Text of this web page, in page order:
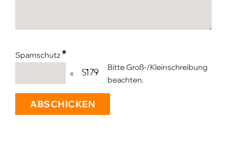
Spamschutz*
«
Bitte Groß-/Kleinschreibung
beachten.